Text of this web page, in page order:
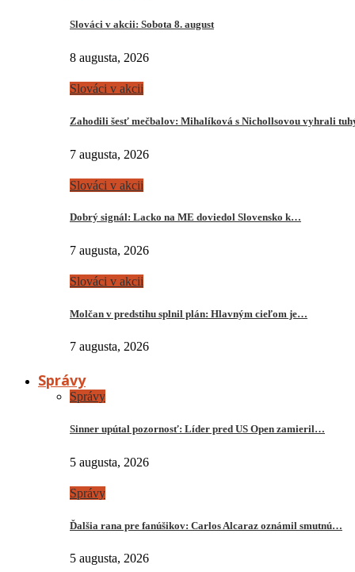
Slováci v akcii: Sobota 8. august
8 augusta, 2026
Slováci v akcii
Zahodili šesť mečbalov: Mihalíková s Nichollsovou vyhrali
7 augusta, 2026
Slováci v akcii
Dobrý signál: Lacko na ME doviedol Slovensko k…
7 augusta, 2026
Slováci v akcii
Molčan v predstihu splnil plán: Hlavným cieľom je…
7 augusta, 2026
Správy
Správy
Sinner upútal pozornosť: Líder pred US Open zamieril…
5 augusta, 2026
Správy
Ďalšia rana pre fanúšikov: Carlos Alcaraz oznámil smutnú…
5 augusta, 2026